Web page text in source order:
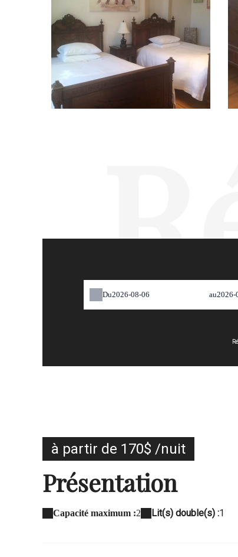
Du au
à partir de 170$ /nuit
Présentation
Capacité maximum :2 Lit(s) double(s) :1